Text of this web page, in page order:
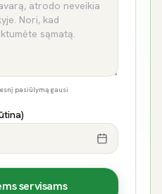
pasiūlymą gausi
servisams